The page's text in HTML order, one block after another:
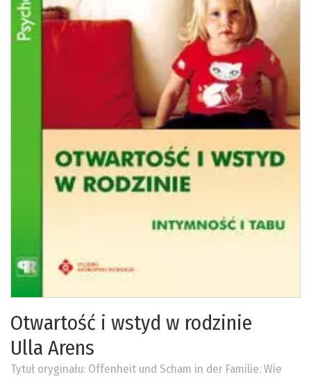
Otwartość i wstyd w rodzinie
Ulla Arens
Tytuł oryginału: Offenheit und Scham in der Familie: Wie